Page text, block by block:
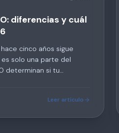
diferencias y cuál
cinco años sigue
solo una parte del
determinan si tu
Leer artículo